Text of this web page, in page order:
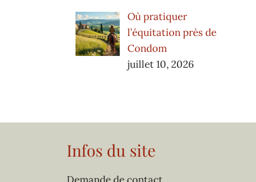
Où pratiquer
l’équitation près de
Condom
juillet 10, 2026
Infos du site